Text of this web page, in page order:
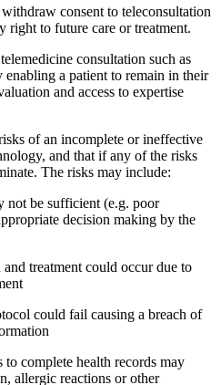
consent to teleconsultation
right to future care or treatment.
consultation such as
enabling a patient to remain in their
and access to expertise
of an incomplete or ineffective
and that if any of the risks
The risks may include:
not be sufficient (e.g. poor
decision making by the
treatment could occur due to
could fail causing a breach of
to complete health records may
allergic reactions or other